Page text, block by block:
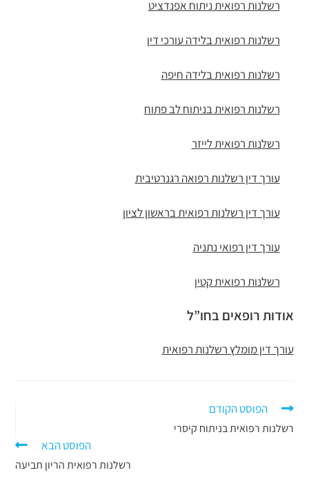
רשלנות רפואית ניתוח אפנדציט
רשלנות רפואית בלידה עורכי דין
רשלנות רפואית בלידה חיפה
רשלנות רפואית בניתוח לב פתוח
רשלנות רפואית לייזר
עורך דין רשלנות רפואה רגנרטיבית
עורך דין רשלנות רפואית בראשון לציון
עורך דין רפואי נתניה
רשלנות רפואית קטין
אודות רופאים בחו”ל
עורך דין מומלץ רשלנות רפואית
הפוסט הקודם
רשלנות רפואית בניתוח קיסרי
הפוסט הבא
רשלנות רפואית הריון תביעה